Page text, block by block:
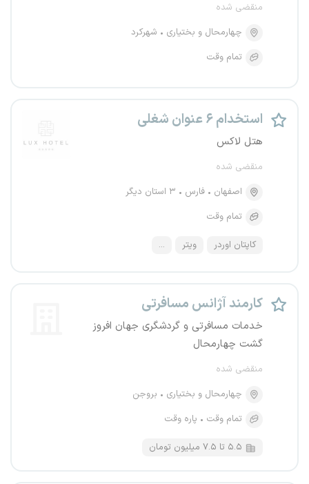
منقضی شده
چهارمحال و بختیاری
شهرکرد
تمام وقت
استخدام ۶ عنوان شغلی
هتل لاکس
منقضی شده
اصفهان
فارس
۳ استان دیگر
تمام وقت
کاپتان اوردر ویتر ...
کارمند آژانس مسافرتی
خدمات مسافرتی و گردشگری جهان افروز
گشت چهارمحال
منقضی شده
چهارمحال و بختیاری
بروجن
تمام وقت
پاره وقت
۵.۵ تا ۷.۵ میلیون تومان